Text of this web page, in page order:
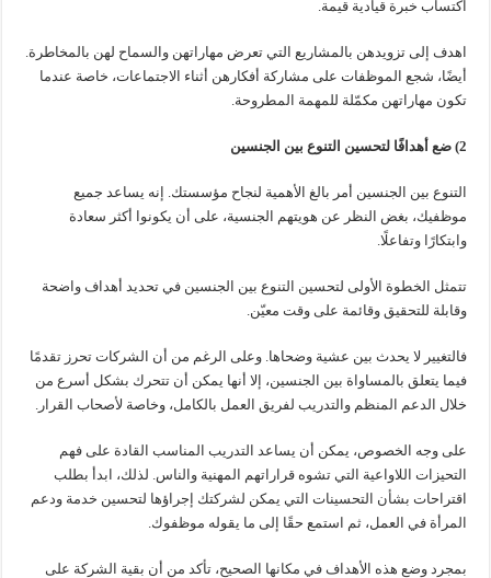
اكتساب خبرة قيادية قيمة.
اهدف إلى تزويدهن بالمشاريع التي تعرض مهاراتهن والسماح لهن بالمخاطرة.
أيضًا، شجع الموظفات على مشاركة أفكارهن أثناء الاجتماعات، خاصة عندما
تكون مهاراتهن مكمّلة للمهمة المطروحة.
2) ضع أهدافًا لتحسين التنوع بين الجنسين
التنوع بين الجنسين أمر بالغ الأهمية لنجاح مؤسستك. إنه يساعد جميع
موظفيك، بغض النظر عن هويتهم الجنسية، على أن يكونوا أكثر سعادة
وابتكارًا وتفاعلًا.
تتمثل الخطوة الأولى لتحسين التنوع بين الجنسين في تحديد أهداف واضحة
وقابلة للتحقيق وقائمة على وقت معيّن.
فالتغيير لا يحدث بين عشية وضحاها. وعلى الرغم من أن الشركات تحرز تقدمًا
فيما يتعلق بالمساواة بين الجنسين، إلا أنها يمكن أن تتحرك بشكل أسرع من
خلال الدعم المنظم والتدريب لفريق العمل بالكامل، وخاصة لأصحاب القرار.
على وجه الخصوص، يمكن أن يساعد التدريب المناسب القادة على فهم
التحيزات اللاواعية التي تشوه قراراتهم المهنية والناس. لذلك، ابدأ بطلب
اقتراحات بشأن التحسينات التي يمكن لشركتك إجراؤها لتحسين خدمة ودعم
المرأة في العمل، ثم استمع حقًا إلى ما يقوله موظفوك.
بمجرد وضع هذه الأهداف في مكانها الصحيح، تأكد من أن بقية الشركة على